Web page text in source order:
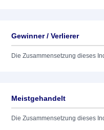
Gewinner / Verlierer
Die Zusammensetzung dieses
Meistgehandelt
Die Zusammensetzung dieses